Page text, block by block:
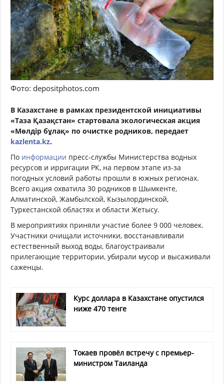
Фото: depositphotos.com
В Казахстане в рамках президентской инициативы
«Таза Қазақстан» стартовала экологическая акция
«Мөлдір бұлақ» по очистке родников, передает
kazlenta.kz.
По информации пресс-службы Министерства водных
ресурсов и ирригации РК, на первом этапе из-за
погодных условий работы прошли в южных регионах.
Всего акция охватила 30 родников в Шымкенте,
Алматинской, Жамбылской, Кызылординской,
Туркестанской областях и области Жетысу.
В мероприятиях приняли участие более 9 000 человек.
Участники очищали источники, восстанавливали
естественный выход воды, благоустраивали
прилегающие территории, убирали мусор и высаживали
саженцы.
Курс доллара в Казахстане опустился
ниже 470 тенге
Токаев провёл встречу с премьер-
министром Таиланда